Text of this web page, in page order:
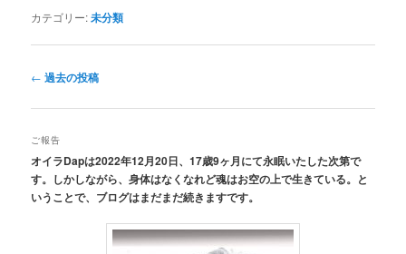
カテゴリー:未分類
投
ナ
ー
シ
ョ
← 過去の投稿
ご報告
オイラDapは2022年12月20日、17歳9ヶ月にて永眠いたした次第で
す。しかしながら、身体はなくなれど魂はお空の上で生きている。と
いうことで、ブログはまだまだ続きますです。